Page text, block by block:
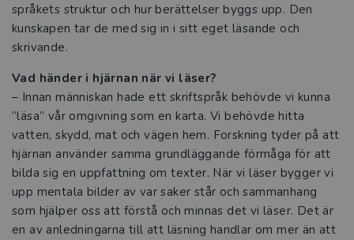
Reformer
språkets struktur och hur berättelser byggs upp. Den
kunskapen tar de med sig in i sitt eget läsande och
skrivande.
Vad händer i hjärnan när vi läser?
– Innan människan hade ett skriftspråk behövde vi kunna
”läsa” vår omgivning som en karta. Vi behövde hitta
vatten, skydd, mat och vägen hem. Forskning tyder på att
hjärnan använder samma grundläggande förmåga för att
bilda sig en uppfattning om texter. När vi läser bygger vi
upp mentala bilder av var saker står och sammanhang
som hjälper oss att förstå och minnas det vi läser. Det är
en av anledningarna till att läsning handlar om mer än att